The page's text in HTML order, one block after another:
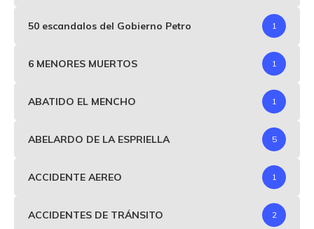
50 escandalos del Gobierno Petro 1
6 MENORES MUERTOS 1
ABATIDO EL MENCHO 1
ABELARDO DE LA ESPRIELLA 5
ACCIDENTE AEREO 1
ACCIDENTES DE TRÁNSITO 2